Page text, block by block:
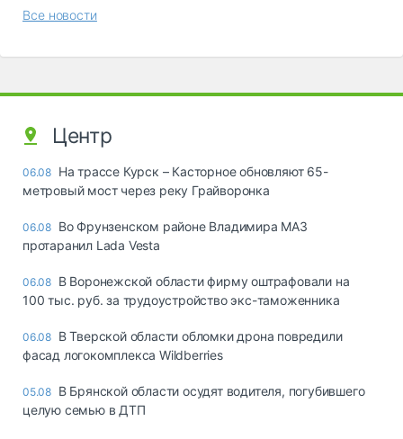
Все новости
Центр
06.08 На трассе Курск – Касторное обновляют 65-
метровый мост через реку Грайворонка
06.08 Во Фрунзенском районе Владимира МАЗ
протаранил Lada Vesta
06.08 В Воронежской области фирму оштрафовали на
100 тыс. руб. за трудоустройство экс-таможенника
06.08 В Тверской области обломки дрона повредили
фасад логокомплекса Wildberries
05.08 В Брянской области осудят водителя, погубившего
целую семью в ДТП